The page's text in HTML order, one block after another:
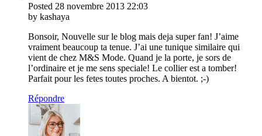
Posted 28 novembre 2013 22:03
by kashaya
Bonsoir, Nouvelle sur le blog mais deja super fan! J’aime
vraiment beaucoup ta tenue. J’ai une tunique similaire qui
vient de chez M&S Mode. Quand je la porte, je sors de
l’ordinaire et je me sens speciale! Le collier est a tomber!
Parfait pour les fetes toutes proches. A bientot. ;-)
Répondre